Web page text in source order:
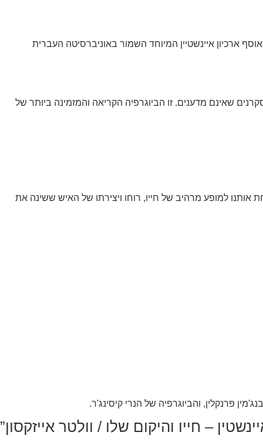
ארכיון איינשטיין המיוחד השמור באוניברסיטה העברית
שאינם מדענים. זו הביוגרפיה הקריאה והמזמינה ביותר של
אותנו למופע מרהיב של חייו, רוחו ויצירתו של האיש ששינה את